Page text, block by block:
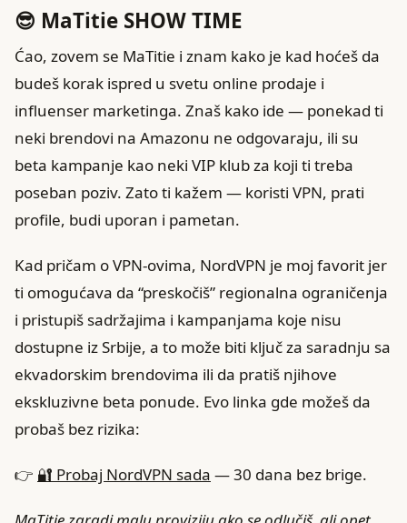
😎 MaTitie SHOW TIME
Ćao, zovem se MaTitie i znam kako je kad hoćeš da
budeš korak ispred u svetu online prodaje i
influenser marketinga. Znaš kako ide — ponekad ti
neki brendovi na Amazonu ne odgovaraju, ili su
beta kampanje kao neki VIP klub za koji ti treba
poseban poziv. Zato ti kažem — koristi VPN, prati
profile, budi uporan i pametan.
Kad pričam o VPN-ovima, NordVPN je moj favorit jer
ti omogućava da “preskočiš” regionalna ograničenja
i pristupiš sadržajima i kampanjama koje nisu
dostupne iz Srbije, a to može biti ključ za saradnju sa
ekvadorskim brendovima ili da pratiš njihove
ekskluzivne beta ponude. Evo linka gde možeš da
probaš bez rizika:
👉 🔐 Probaj NordVPN sada — 30 dana bez brige.